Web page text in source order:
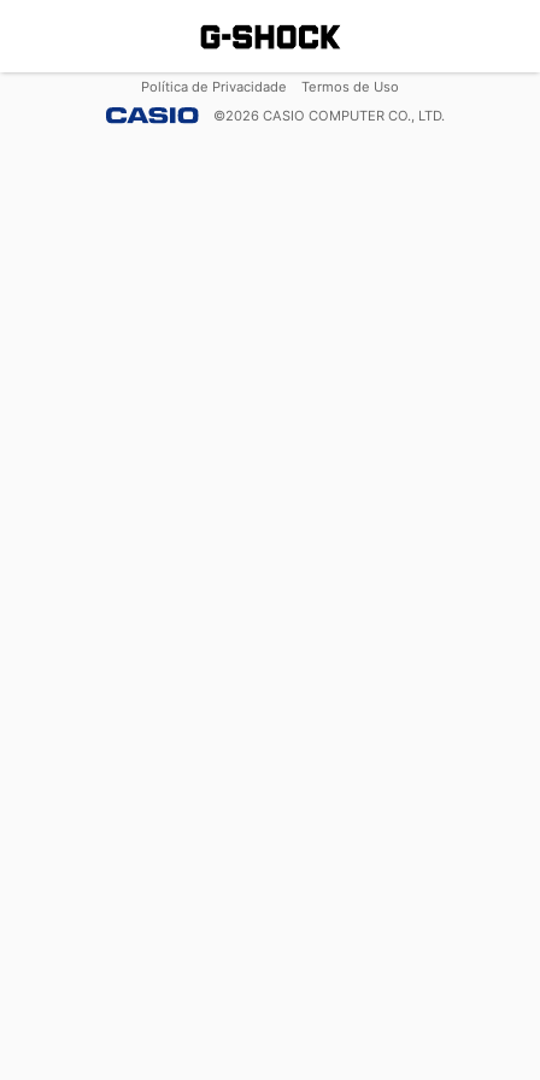
Política de Privacidade
Termos de Uso
©2026 CASIO COMPUTER CO., LTD.